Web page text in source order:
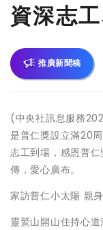
刊登
資深志
推廣新聞稿
(中央社訊息服務
是普仁獎設立滿20
志工到場，感恩普
傳，愛心廣布。
家訪普仁小太陽 親
靈鷲山開山住持心